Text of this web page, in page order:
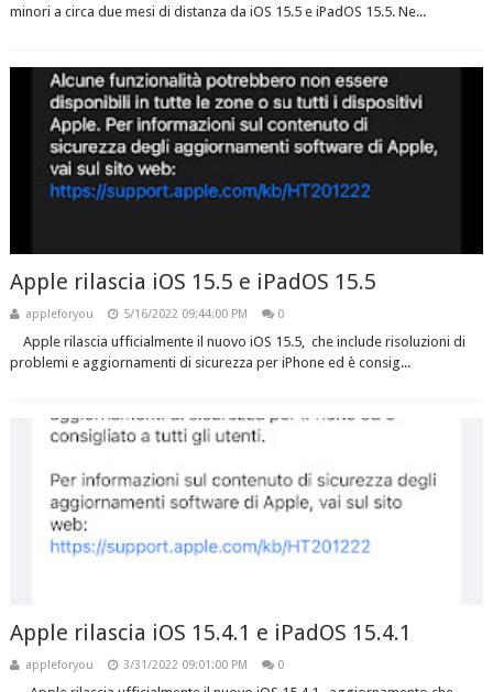
minori a circa due mesi di distanza da iOS 15.5 e iPadOS 15.5. Ne...
Apple rilascia iOS 15.5 e iPadOS 15.5
appleforyou 5/16/2022 09:44:00 PM 0
Apple rilascia ufficialmente il nuovo iOS 15.5, che include risoluzioni di
problemi e aggiornamenti di sicurezza per iPhone ed è consig...
Apple rilascia iOS 15.4.1 e iPadOS 15.4.1
appleforyou 3/31/2022 09:01:00 PM 0